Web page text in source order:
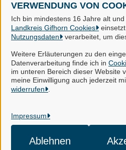
VERWENDUNG VON
Ich bin mindestens 16 Jahre alt
Landkreis Gifhorn Cookies
Nutzungsdaten
verarbeitet, um
Weitere Erläuterungen zu den
Datenverarbeitung finde ich in
im unteren Bereich dieser Website
meine Einwilligung auch jederzeit
widerrufen
Impressum
Ablehnen
Landkreis Gifhorn
Alle Rechte vorbehalten
Impressum
Kontakt
Cookie-Einstellungen